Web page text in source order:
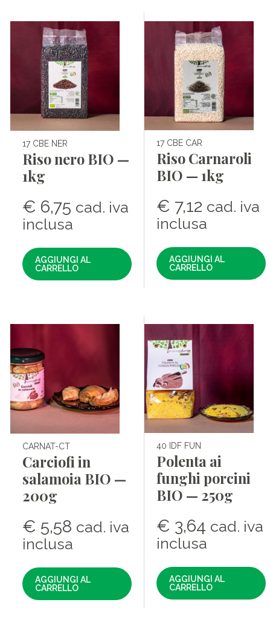
17 CBE NER
Riso nero BIO —
1kg
€ 6,75 cad. iva
inclusa
AGGIUNGI AL
CARRELLO
17 CBE CAR
Riso Carnaroli
BIO — 1kg
€ 7,12 cad. iva
inclusa
AGGIUNGI AL
CARRELLO
CARNAT-CT
Carciofi in
salamoia BIO —
200g
€ 5,58 cad. iva
inclusa
AGGIUNGI AL
CARRELLO
40 IDF FUN
Polenta ai
funghi porcini
BIO — 250g
€ 3,64 cad. iva
inclusa
AGGIUNGI AL
CARRELLO